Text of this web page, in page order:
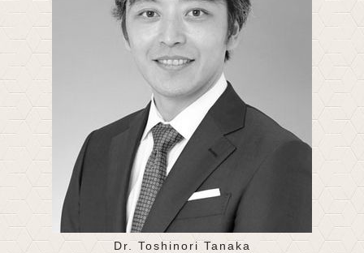
Dr. Toshinori Tanaka